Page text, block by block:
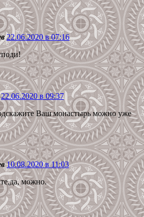
22.06.2020 в 07:16
22.06.2020 в 09:37
Ваш монастырь можно уже
10.08.2020 в 11:03
можно.